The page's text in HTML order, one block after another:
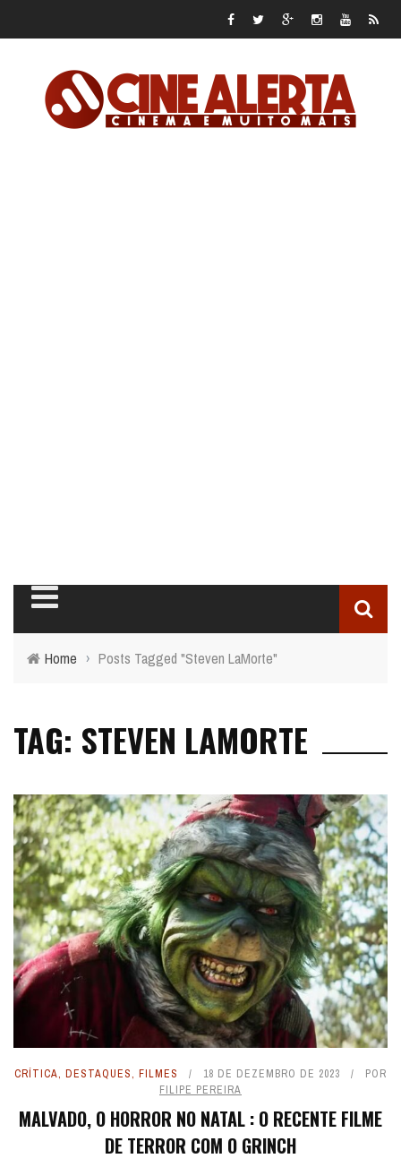
Home › Posts Tagged "Steven LaMorte"
TAG: STEVEN LAMORTE
CRÍTICA, DESTAQUES, FILMES 18 DE DEZEMBRO DE 2023
POR
FILIPE PEREIRA
MALVADO, O HORROR NO NATAL : O RECENTE FILME
DE TERROR COM O GRINCH